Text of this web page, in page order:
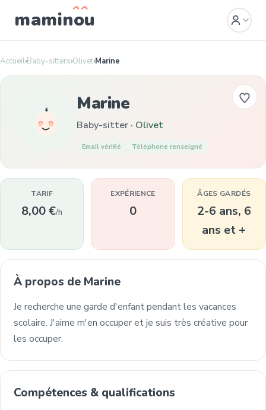
maminou
Accueil›Baby-sitters›Olivet›Marine
Marine
Baby-sitter · Olivet
Email vérifié Téléphone renseigné
TARIF
8,00 €/h
EXPÉRIENCE
0
ÂGES GARDÉS
2-6 ans, 6
ans et +
À propos de Marine
Je recherche une garde d'enfant pendant les vacances
scolaire. J'aime m'en occuper et je suis très créative pour
les occuper.
Compétences & qualifications